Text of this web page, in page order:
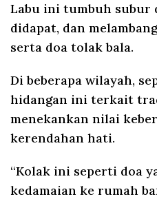
Labu ini tumbuh subur
didapat, dan
serta doa tolak bala.
Di beberapa wilayah,
hidangan ini terkait
menekankan nilai
kerendahan hati.
“Kolak ini seperti doa
kedamaian ke rumah